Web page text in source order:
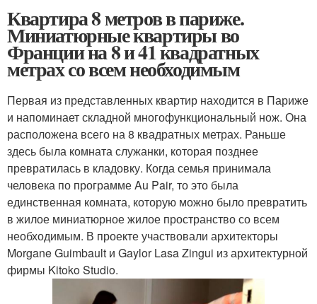
Квартира 8 метров в париже.
Миниатюрные квартиры во
Франции на 8 и 41 квадратных
метрах со всем необходимым
Первая из представленных квартир находится в Париже
и напоминает складной многофункциональный нож. Она
расположена всего на 8 квадратных метрах. Раньше
здесь была комната служанки, которая позднее
превратилась в кладовку. Когда семья принимала
человека по программе Au Pair, то это была
единственная комната, которую можно было превратить
в жилое миниатюрное жилое пространство со всем
необходимым. В проекте участвовали архитекторы
Morgane Guimbault и Gaylor Lasa Zingui из архитектурной
фирмы Kitoko Studio.